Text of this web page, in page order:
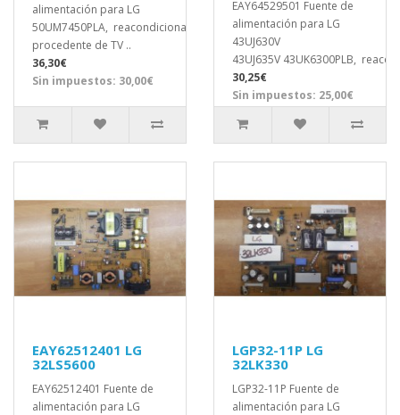
alimentación para LG
50UM7450PLA, reacondicionada
procedente de TV ..
36,30€
Sin impuestos: 30,00€
EAY64529501 Fuente de
alimentación para LG
43UJ630V
43UJ635V 43UK6300PLB,
30,25€
Sin impuestos: 25,00€
EAY62512401 LG
32LS5600
EAY62512401 Fuente de
alimentación para LG
LGP32-11P LG
32LK330
LGP32-11P Fuente de
alimentación para LG